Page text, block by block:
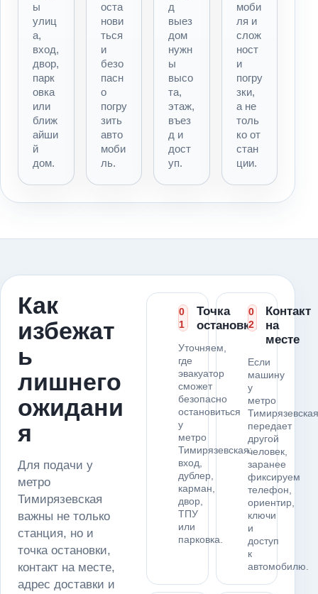
ы
улиц
а,
вход,
двор,
парк
овка
или
ближ
айши
й
дом.
оста
нови
ться
и
безо
пасн
о
погру
зить
авто
моби
ль.
д
выез
дом
нужн
ы
высо
та,
этаж,
въез
д и
дост
уп.
моби
ля и
слож
ност
и
погру
зки,
а не
толь
ко от
стан
ции.
Как
избежат
ь
лишнего
ожидани
я
Для подачи у
метро
Тимирязевская
важны не только
станция, но и
точка остановки,
контакт на месте,
адрес доставки и
0
1
Точка
остановки
Уточняем,
где
эвакуатор
сможет
безопасно
остановиться
у
метро
Тимирязевская:
вход,
дублер,
карман,
двор,
ТПУ
или
парковка.
0
2
Контакт
на
месте
Если
машину
у
метро
Тимирязевская
передает
другой
человек,
заранее
фиксируем
телефон,
ориентир,
ключи
и
доступ
к
автомобилю.